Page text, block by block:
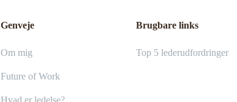
Genveje
Om mig
Future of Work
Hvad er ledelse?
Brugbare links
Top 5 lederudfordringer